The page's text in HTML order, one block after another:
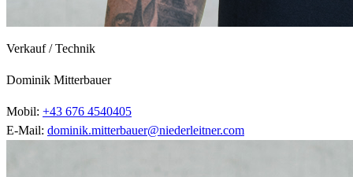
Verkauf / Technik
Dominik Mitterbauer
Mobil: +43 676 4540405
E-Mail: dominik.mitterbauer@niederleitner.com